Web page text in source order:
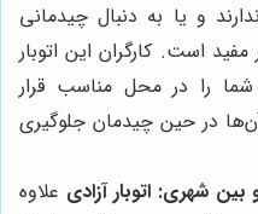
و یا به دنبال چیدمانی
است. کارگران این اتوبار
را در محل مناسب قرار
در حین چیدمان جلوگیری
بین شهری: اتوبار آزادی علاوه